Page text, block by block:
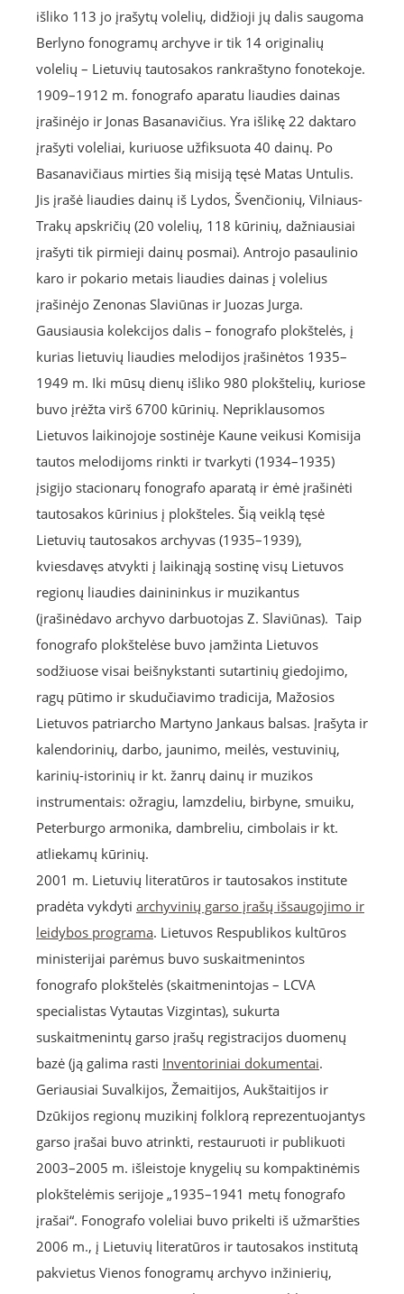
išliko 113 jo įrašytų volelių, didžioji jų dalis saugoma
Berlyno fonogramų archyve ir tik 14 originalių
volelių – Lietuvių tautosakos rankraštyno fonotekoje.
1909–1912 m. fonografo aparatu liaudies dainas
įrašinėjo ir Jonas Basanavičius. Yra išlikę 22 daktaro
įrašyti voleliai, kuriuose užfiksuota 40 dainų. Po
Basanavičiaus mirties šią misiją tęsė Matas Untulis.
Jis įrašė liaudies dainų iš Lydos, Švenčionių, Vilniaus-
Trakų apskričių (20 volelių, 118 kūrinių, dažniausiai
įrašyti tik pirmieji dainų posmai). Antrojo pasaulinio
karo ir pokario metais liaudies dainas į volelius
įrašinėjo Zenonas Slaviūnas ir Juozas Jurga.
Gausiausia kolekcijos dalis – fonografo plokštelės, į
kurias lietuvių liaudies melodijos įrašinėtos 1935–
1949 m. Iki mūsų dienų išliko 980 plokštelių, kuriose
buvo įrėžta virš 6700 kūrinių. Nepriklausomos
Lietuvos laikinojoje sostinėje Kaune veikusi Komisija
tautos melodijoms rinkti ir tvarkyti (1934–1935)
įsigijo stacionarų fonografo aparatą ir ėmė įrašinėti
tautosakos kūrinius į plokšteles. Šią veiklą tęsė
Lietuvių tautosakos archyvas (1935–1939),
kviesdavęs atvykti į laikinąją sostinę visų Lietuvos
regionų liaudies dainininkus ir muzikantus
(įrašinėdavo archyvo darbuotojas Z. Slaviūnas). Taip
fonografo plokštelėse buvo įamžinta Lietuvos
sodžiuose visai beišnykstanti sutartinių giedojimo,
ragų pūtimo ir skudučiavimo tradicija, Mažosios
Lietuvos patriarcho Martyno Jankaus balsas. Įrašyta ir
kalendorinių, darbo, jaunimo, meilės, vestuvinių,
karinių-istorinių ir kt. žanrų dainų ir muzikos
instrumentais: ožragiu, lamzdeliu, birbyne, smuiku,
Peterburgo armonika, dambreliu, cimbolais ir kt.
atliekamų kūrinių.
2001 m. Lietuvių literatūros ir tautosakos institute
pradėta vykdyti archyvinių garso įrašų išsaugojimo ir
leidybos programa. Lietuvos Respublikos kultūros
ministerijai parėmus buvo suskaitmenintos
fonografo plokštelės (skaitmenintojas – LCVA
specialistas Vytautas Vizgintas), sukurta
suskaitmenintų garso įrašų registracijos duomenų
bazė (ją galima rasti Inventoriniai dokumentai.
Geriausiai Suvalkijos, Žemaitijos, Aukštaitijos ir
Dzūkijos regionų muzikinį folklorą reprezentuojantys
garso įrašai buvo atrinkti, restauruoti ir publikuoti
2003–2005 m. išleistoje knygelių su kompaktinėmis
plokštelėmis serijoje „1935–1941 metų fonografo
įrašai“. Fonografo voleliai buvo prikelti iš užmaršties
2006 m., į Lietuvių literatūros ir tautosakos institutą
pakvietus Vienos fonogramų archyvo inžinierių,